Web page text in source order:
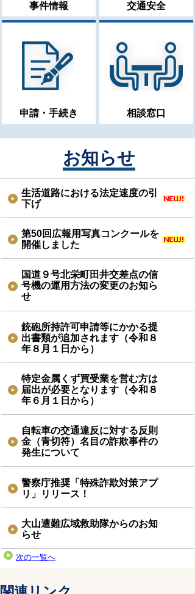
事件情報 交通安全
申請・手続き 相談窓口
お知らせ
生活道路における法定速度の引
下げ
第50回広報用写真コンクールを
開催しました
国道９号北栄町田井交差点の信
号機の運用方法の変更のお知ら
せ
銃砲所持許可申請等にかかる提
出書類が追加されます（令和８
年８月１日から）
特定金属くず買受業を営む方は
届出が必要となります（令和８
年６月１日から）
自転車の交通違反に対する反則
金（青切符）名目の詐欺事件の
発生について
警察庁推奨「特殊詐欺対策アプ
リ」リリース！
大山遭難広域救助隊からのお知
らせ
次の一覧へ